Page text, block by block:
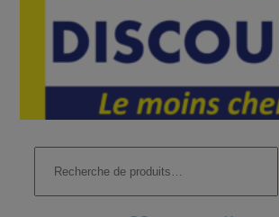
pour :